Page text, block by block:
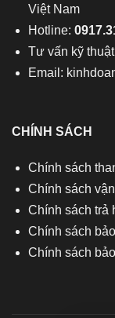
Việt Nam
Hotline:
Tư vấn kỹ
Email:
CHÍNH SÁCH
Chính sách
Chính sách
Chính sách trả
Chính sách
Chính sách